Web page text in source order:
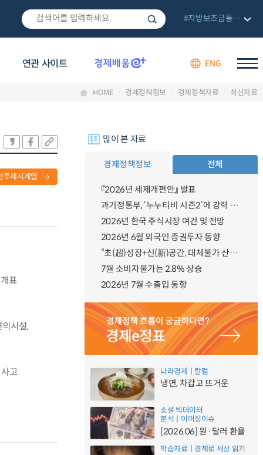
연관 사이트 ENG
#지방보조금통합관리망
HOME 경제정책정보 경제정책자료 최신자료
주제시계열
표
시설,
고
많이 본 자료
경제정책정보 전체
『2026년 세제개편안』 발표
과기정통부, ‘누누티비 시즌2’에 강력 대응 의지 밝혀
2026년 한국 주식시장 여건 및 전망
2026년 6월 외국인 증권투자 동향
“초(超)성장+신(新)공간, 대체불가 산업강국”
7월 소비자물가는 2.8% 상승
2026년 7월 수출입 동향
나라경제ㅣ칼럼
냉면, 차갑고 뜨거운
소셜 빅데이터
분석ㅣ이머징이슈
[2026.06] 원·달러 환율
학습자료ㅣ경제로 세상 읽기